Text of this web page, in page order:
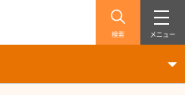
検索 メニュー